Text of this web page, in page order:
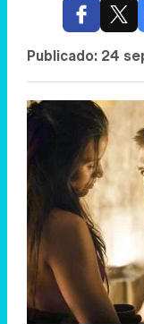
Publicado: 24